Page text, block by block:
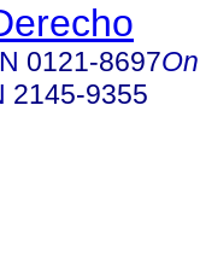
0121-8697
2145-9355